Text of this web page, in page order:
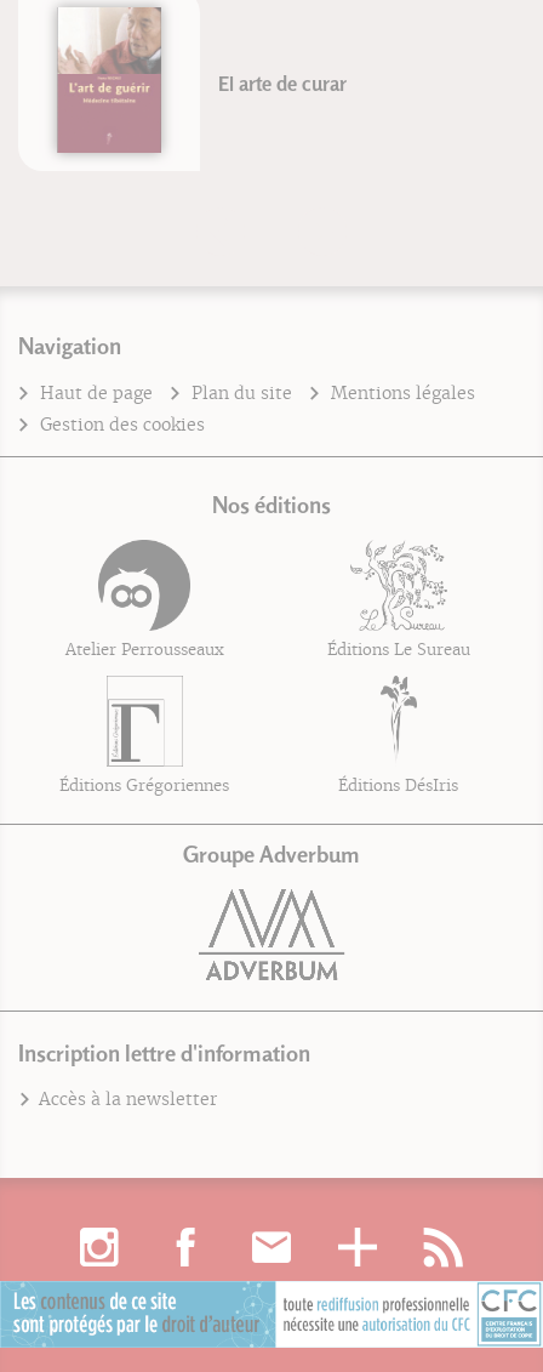
El arte de curar
Navigation
Haut de page Plan du site
Mentions légales
Gestion des cookies
Nos éditions
Atelier Perrousseaux Éditions Le Sureau
Éditions Grégoriennes Éditions DésIris
Groupe Adverbum
Inscription lettre d'information
Accès à la newsletter